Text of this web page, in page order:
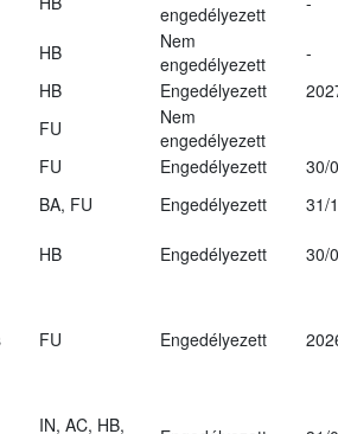
engedélyezett
HB
Nem
engedélyezett
-
HB Engedélyezett
FU
Nem
engedélyezett
FU Engedélyezett
30/
BA, FU Engedélyezett
31/
HB Engedélyezett
30/
FU Engedélyezett
IN, AC, HB,